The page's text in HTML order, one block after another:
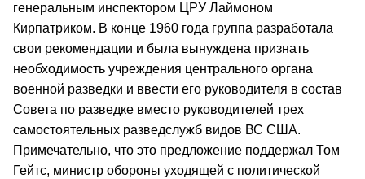
генеральным инспектором ЦРУ Лаймоном
Кирпатриком. В конце 1960 года группа разработала
свои рекомендации и была вынуждена признать
необходимость учреждения центрального органа
военной разведки и ввести его руководителя в состав
Совета по разведке вместо руководителей трех
самостоятельных разведслужб видов ВС США.
Примечательно, что это предложение поддержал Том
Гейтс, министр обороны уходящей с политической